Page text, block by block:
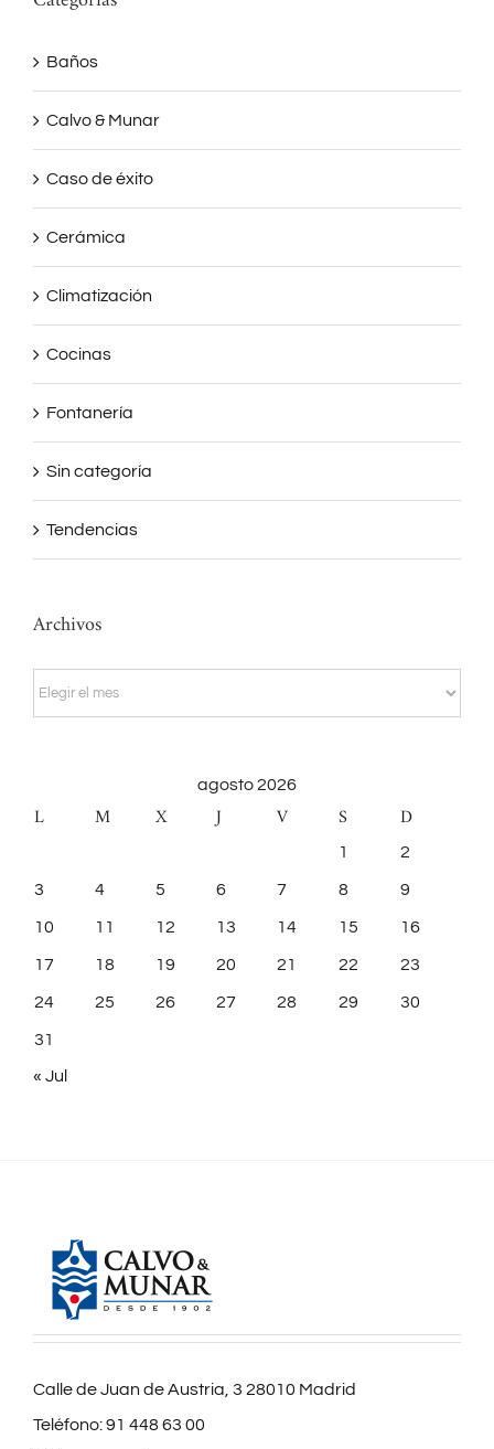
Baños
Calvo & Munar
Caso de éxito
Cerámica
Climatización
Cocinas
Fontanería
Sin categoría
Tendencias
Archivos
Archivos
agosto 2026
L M X J V S D
1 2
3 4 5 6 7 8 9
10 11 12 13 14 15 16
17 18 19 20 21 22 23
24 25 26 27 28 29 30
31
« Jul
Calle de Juan de Austria, 3 28010 Madrid
Teléfono:91 448 63 00